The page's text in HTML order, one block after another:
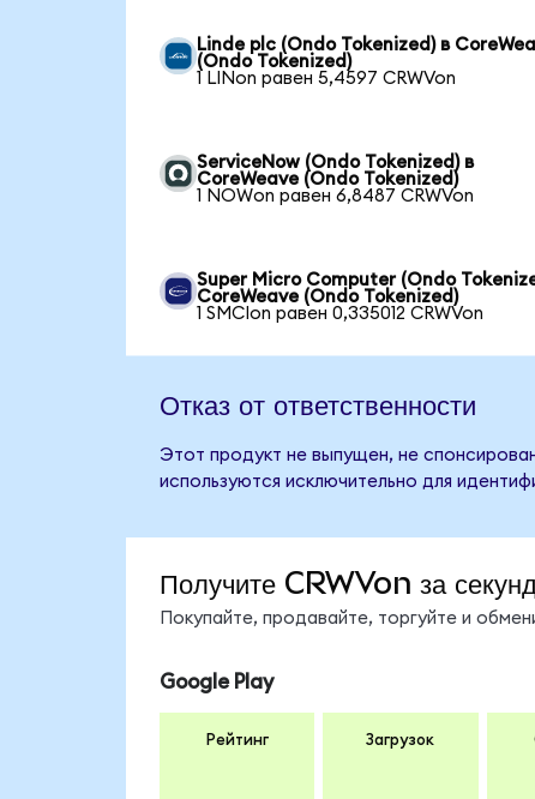
Linde plc (Ondo Tokenized) в
(Ondo Tokenized)
1 LINon равен 5,4597 CRWVon
ServiceNow (Ondo Tokenized) в
CoreWeave (Ondo Tokenized)
1 NOWon равен 6,8487 CRWVon
Super Micro Computer (Ondo
CoreWeave (Ondo Tokenized)
1 SMCIon равен 0,335012 CRWVon
Отказ от ответственности
Этот продукт не выпущен, не
используются исключительно для
Получите CRWVon за
Покупайте, продавайте, торгуйте и
Google Play
Рейтинг Загрузок